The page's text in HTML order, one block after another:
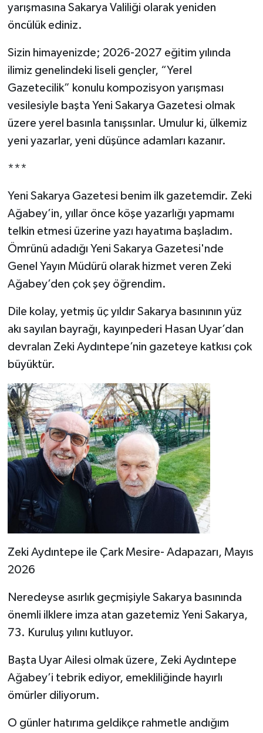
yarışmasına Sakarya Valiliği olarak yeniden
öncülük ediniz.
Sizin himayenizde; 2026-2027 eğitim yılında
ilimiz genelindeki liseli gençler, “Yerel
Gazetecilik” konulu kompozisyon yarışması
vesilesiyle başta Yeni Sakarya Gazetesi olmak
üzere yerel basınla tanışsınlar. Umulur ki, ülkemiz
yeni yazarlar, yeni düşünce adamları kazanır.
***
Yeni Sakarya Gazetesi benim ilk gazetemdir. Zeki
Ağabey’in, yıllar önce köşe yazarlığı yapmamı
telkin etmesi üzerine yazı hayatıma başladım.
Ömrünü adadığı Yeni Sakarya Gazetesi'nde
Genel Yayın Müdürü olarak hizmet veren Zeki
Ağabey’den çok şey öğrendim.
Dile kolay, yetmiş üç yıldır Sakarya basınının yüz
akı sayılan bayrağı, kayınpederi Hasan Uyar’dan
devralan Zeki Aydıntepe’nin gazeteye katkısı çok
büyüktür.
Zeki Aydıntepe ile Çark Mesire- Adapazarı, Mayıs
2026
Neredeyse asırlık geçmişiyle Sakarya basınında
önemli ilklere imza atan gazetemiz Yeni Sakarya,
73. Kuruluş yılını kutluyor.
Başta Uyar Ailesi olmak üzere, Zeki Aydıntepe
Ağabey’i tebrik ediyor, emekliliğinde hayırlı
ömürler diliyorum.
O günler hatırıma geldikçe rahmetle andığım